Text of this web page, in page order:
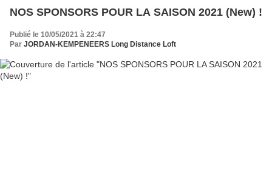
NOS SPONSORS POUR LA SAISON 2021 (New) !
Publié le 10/05/2021 à 22:47
Par JORDAN-KEMPENEERS Long Distance Loft